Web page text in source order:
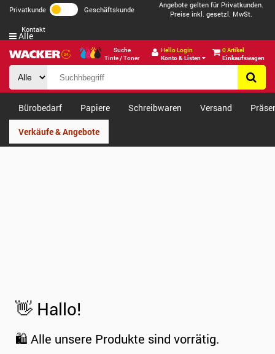
Privatkunde Geschäftskunde
Angebote gelten für Privatkunden.
Preise inkl. gesetzl. MwSt.
Kontakt
Suche
Tinte / Toner
Hello Login
Konto & Listen
0 Artikel
Einkaufswagen
Alle
Bürobedarf Papiere Schreibwaren Versand
Verkäufe & Angebote
👋 Hallo!
🛍️ Alle unsere Produkte sind vorrätig.